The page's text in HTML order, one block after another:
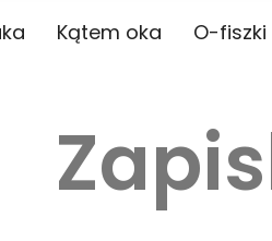
Kątem oka O-fiszki